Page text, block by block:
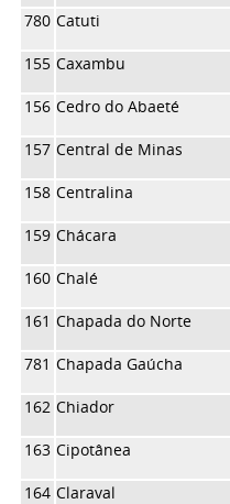
780 Catuti
155 Caxambu
156 Cedro do Abaeté
157 Central de Minas
158 Centralina
159 Chácara
160 Chalé
161 Chapada do Norte
781 Chapada Gaúcha
162 Chiador
163 Cipotânea
164 Claraval